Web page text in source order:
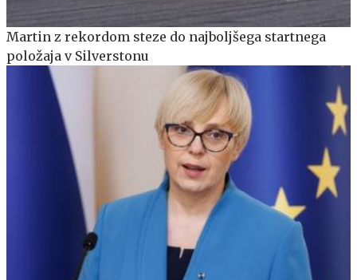
Martin z rekordom steze do najboljšega startnega
položaja v Silverstonu